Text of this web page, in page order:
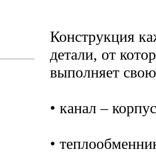
Конструкция
детали, от
выполняет
• канал –
•